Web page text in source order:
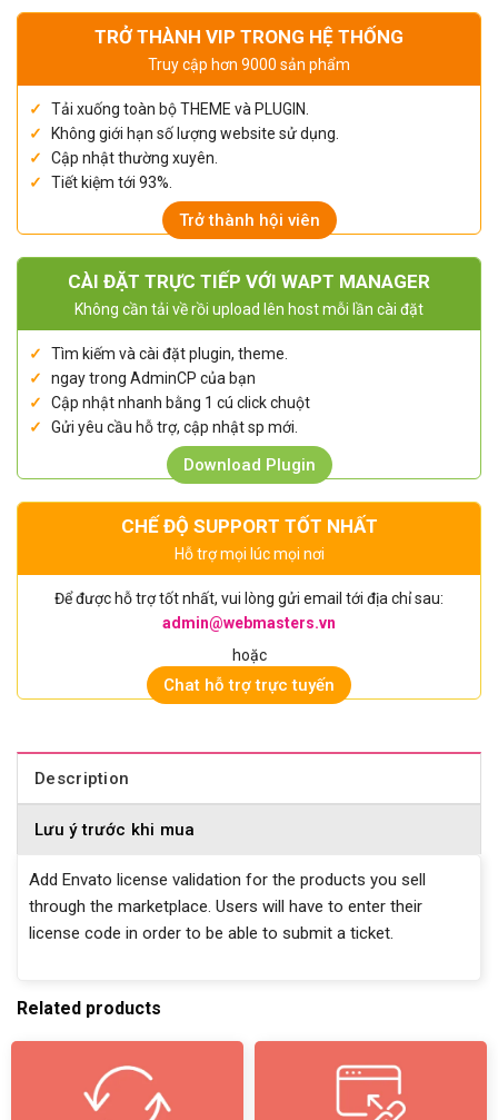
TRỞ THÀNH VIP TRONG HỆ THỐNG
Truy cập hơn 9000 sản phẩm
Tải xuống toàn bộ THEME và PLUGIN.
Không giới hạn số lượng website sử dụng.
Cập nhật thường xuyên.
Tiết kiệm tới 93%.
Trở thành hội viên
CÀI ĐẶT TRỰC TIẾP VỚI WAPT MANAGER
Không cần tải về rồi upload lên host mỗi lần cài đặt
Tìm kiếm và cài đặt plugin, theme.
ngay trong AdminCP của bạn
Cập nhật nhanh bằng 1 cú click chuột
Gửi yêu cầu hỗ trợ, cập nhật sp mới.
Download Plugin
CHẾ ĐỘ SUPPORT TỐT NHẤT
Hỗ trợ mọi lúc mọi nơi
Để được hỗ trợ tốt nhất, vui lòng gửi email tới địa chỉ sau:
admin@webmasters.vn
hoặc
Chat hỗ trợ trực tuyến
Description
Lưu ý trước khi mua
Add Envato license validation for the products you sell
through the marketplace. Users will have to enter their
license code in order to be able to submit a ticket.
Related products